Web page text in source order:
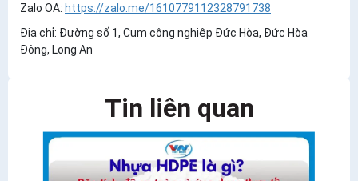
Zalo OA: https://zalo.me/1610779112328791738
Địa chỉ: Đường số 1, Cụm công nghiệp Đức Hòa, Đức Hòa
Đông, Long An
Tin liên quan